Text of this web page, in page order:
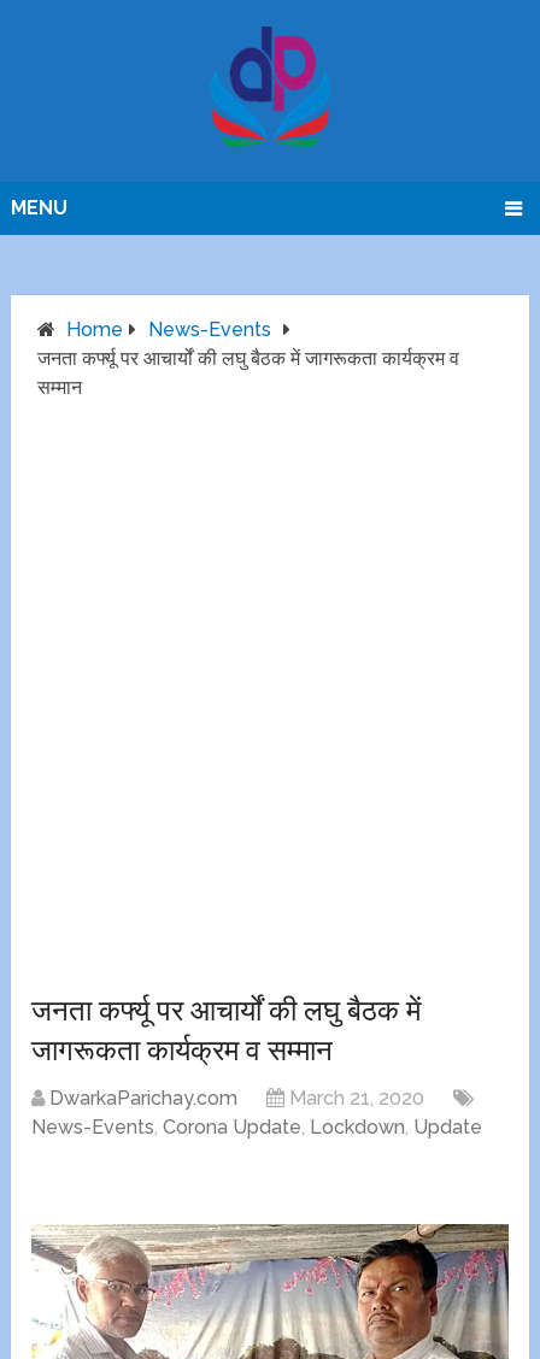
MENU
Home
News-Events
जनता कर्फ्यू पर आचार्यों की लघु बैठक में जागरूकता कार्यक्रम व
सम्मान
जनता कर्फ्यू पर आचार्यों की लघु बैठक में
जागरूकता कार्यक्रम व सम्मान
DwarkaParichay.com
March 21, 2020
News-Events,Corona Update, Lockdown, Update